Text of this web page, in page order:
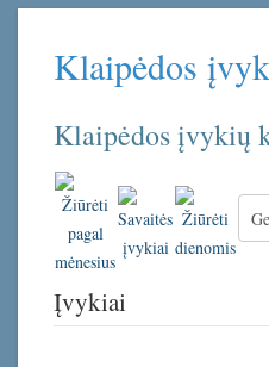
Klaipėdos
Klaipėdos įvykių
Įvykiai